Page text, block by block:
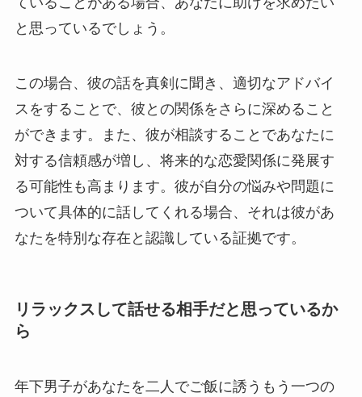
と思っているでしょう。
この場合、彼の話を真剣に聞き、適切なアドバイ
スをすることで、彼との関係をさらに深めること
ができます。また、彼が相談することであなたに
対する信頼感が増し、将来的な恋愛関係に発展す
る可能性も高まります。彼が自分の悩みや問題に
ついて具体的に話してくれる場合、それは彼があ
なたを特別な存在と認識している証拠です。
リラックスして話せる相手だと思っているか
ら
年下男子があなたを二人でご飯に誘うもう一つの